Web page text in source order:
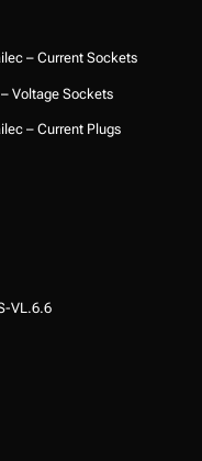
– Current Sockets
Voltage Sockets
– Current Plugs
VL.6.6